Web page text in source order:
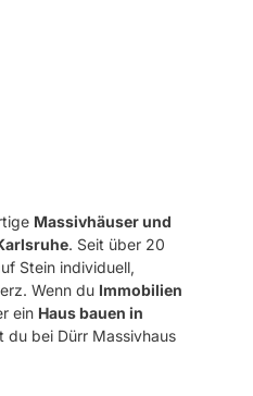
Massivhäuser und
. Seit über 20
Stein individuell,
Wenn du Immobilien
ein Haus bauen in
du bei Dürr Massivhaus